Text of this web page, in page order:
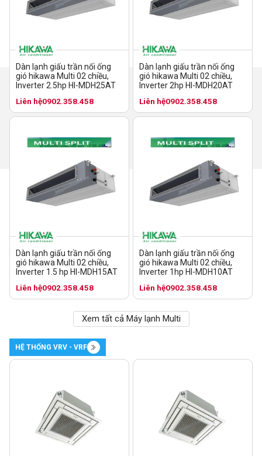
Dàn lạnh giấu trần nối ống
gió hikawa Multi 02 chiều,
Inverter 2.5hp HI-MDH25AT
Liên hệ0902.358.458
Dàn lạnh giấu trần nối ống
gió hikawa Multi 02 chiều,
Inverter 2hp HI-MDH20AT
Liên hệ0902.358.458
Dàn lạnh giấu trần nối ống
gió hikawa Multi 02 chiều,
Inverter 1.5 hp HI-MDH15AT
Liên hệ0902.358.458
Dàn lạnh giấu trần nối ống
gió hikawa Multi 02 chiều,
Inverter 1hp HI-MDH10AT
Liên hệ0902.358.458
Xem tất cả Máy lạnh Multi
HỆ THỐNG VRV - VRF